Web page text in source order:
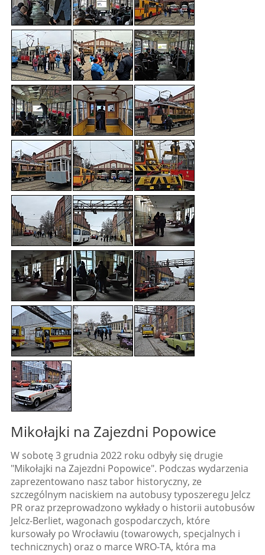
Mikołajki na Zajezdni Popowice
W sobotę 3 grudnia 2022 roku odbyły się drugie
"Mikołajki na Zajezdni Popowice". Podczas wydarzenia
zaprezentowano nasz tabor historyczny, ze
szczególnym naciskiem na autobusy typoszeregu Jelcz
PR oraz przeprowadzono wykłady o historii autobusów
Jelcz-Berliet, wagonach gospodarczych, które
kursowały po Wrocławiu (towarowych, specjalnych i
technicznych) oraz o marce WRO-TA, która ma